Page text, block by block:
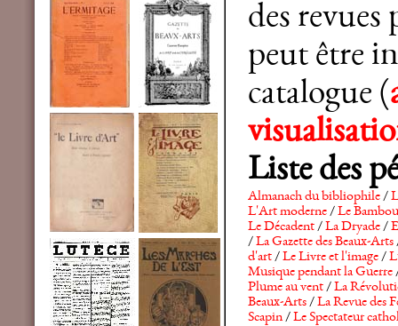
des revues
peut être
catalogue (
Liste des
Almanach du bibliophile/
L'Art moderne/Le Bambou
Le Décadent/La Dryade/
/La Gazette des Beaux-Arts
d'art/Le Livre et l'image/
Musique pendant la Guerre
Plume au vent/La
Beaux-Arts/La Revue des
Scapin/Le Spectateur